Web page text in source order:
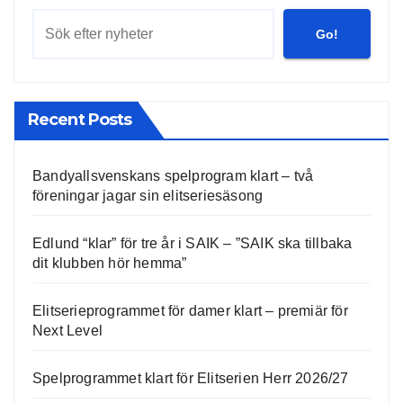
Go!
Recent Posts
Bandyallsvenskans spelprogram klart – två
föreningar jagar sin elitseriesäsong
Edlund “klar” för tre år i SAIK – ”SAIK ska tillbaka
dit klubben hör hemma”
Elitserieprogrammet för damer klart – premiär för
Next Level
Spelprogrammet klart för Elitserien Herr 2026/27